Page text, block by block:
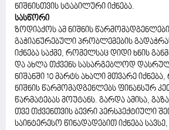
ნიშნისთვის სტაბილური იქნება.
სასწორი
ზოდიაქოს ამ ნიშნის
გაჭიანურებული პრობლემების
იქნება საქმე, რომელსაც დიდი ხნის
და ახლა თქვენს სასარგებლოდ
ნიშანში 10 მარტს ახალი მთვარე
ნიშნის წარმომადგენლებს ფინანსურ
წარმატებას მოუტანს. გარდა ამისა,
თვე თქვენთვის ბევრი პერსპექტიული
საინტერესო წინადადებით იქნება